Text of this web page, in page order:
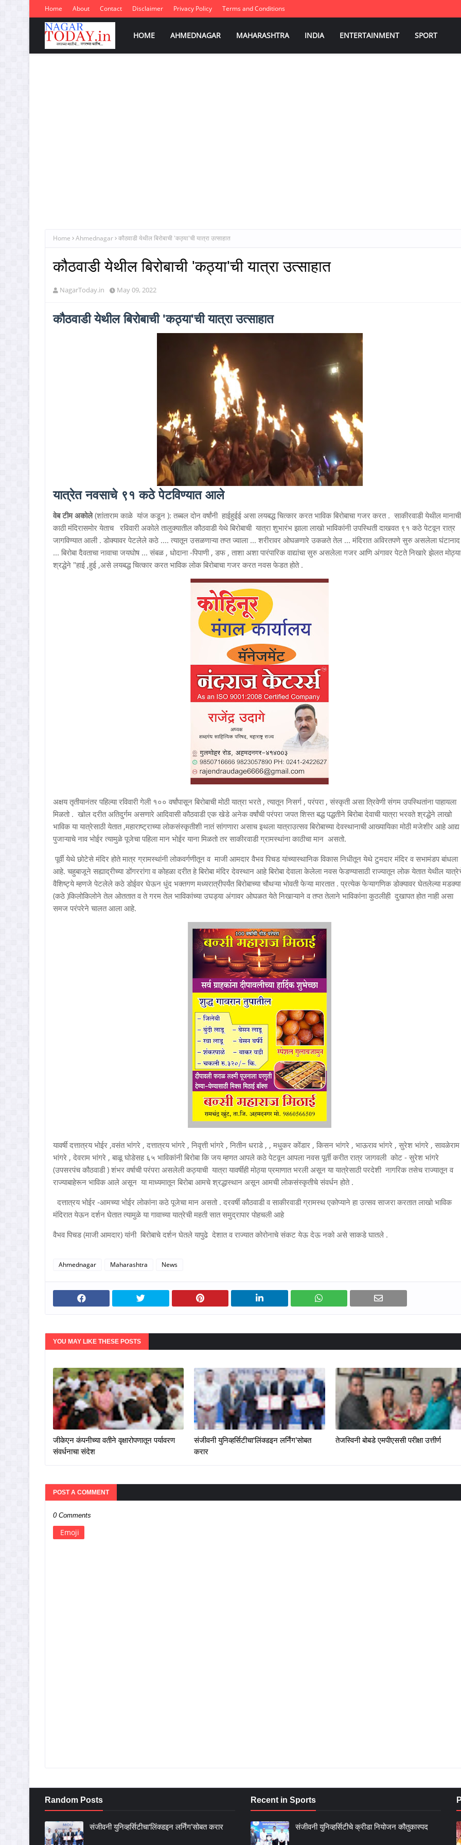
Home About Contact Disclaimer Privacy Policy Terms and Conditions
HOME AHMEDNAGAR MAHARASHTRA INDIA ENTERTAINMENT SPORT
Home Ahmednagar कौठवाडी येथील बिरोबाची 'कठ्या'ची यात्रा उत्साहात
कौठवाडी येथील बिरोबाची 'कठ्या'ची यात्रा उत्साहात
NagarToday.in May 09, 2022
कौठवाडी येथील बिरोबाची 'कठ्या'ची यात्रा उत्साहात
यात्रेत नवसाचे ९१ कठे पेटविण्यात आले
वेब टीम अकोले(शांताराम काळे यांज कडून ): तब्बल दोन वर्षांनी हाईहुईई असा लयबद्ध चित्कार करत भाविक बिरोबाचा गजर करत . साकीरवाडी येथील मानाची
काठी मंदिरासमोर येताच रविवारी अकोले तालुक्यातील कौठवाडी येथे बिरोबाची यात्रा शुभारंभ झाला लाखो भाविकांनी उपस्थिती दाखवत ९१ कठे पेटवून रात्र
जागविण्यात आली . डोक्यावर पेटलेले कठे .... त्यातून उसळणाऱ्या तप्त ज्वाला ... शरीरावर ओघळणारे उकळते तेल ... मंदिरात अविरतपणे सुरु असलेला घंटानाद
... बिरोबा दैवताचा नावाचा जयघोष ... संबळ , धोदाना -पिपाणी , डफ , ताशा अशा पारंपारिक वाद्यांचा सुरु असलेला गजर आणि अंगावर पेटते निखारे झेलत मोठ्या
श्रद्धेने "हाई ,हुई ,असे लयबद्ध चित्कार करत भाविक लोक बिरोबाचा गजर करत नवस फेडत होते .
अक्षय तृतीयानंतर पहिल्या रविवारी गेली १०० वर्षांपासून बिरोबाची मोठी यात्रा भरते , त्यातून निसर्ग , परंपरा , संस्कृती असा त्रिवेणी संगम उपस्थितांना पाहायला
मिळतो . खोल दरीत अतिदुर्गम असणारे आदिवासी कौठवाडी एक खेडे अनेक वर्षांची परंपरा जपत शिस्त बद्ध पद्धतीने बिरोबा देवाची यात्रा भरवते श्रद्धेने लाखो
भाविक या यात्रेसाठी येतात ,महाराष्ट्राच्या लोकसंस्कृतीशी नातं सांगणारा असाच इथला यात्राउत्सव बिरोबाच्या देवस्थानाची आख्यायिका मोठी मजेशीर आहे आद्य
पुजाऱ्याचे नाव भोईर त्यामुळे पूजेचा पहिला मान भोईर याना मिळतो तर साकीरवाडी ग्रामस्थांना काठीचा मान असतो.
पूर्वी येथे छोटेसे मंदिर होते मात्र ग्रामस्थांनी लोकवर्गणीतून व माजी आमदार वैभव पिचड यांच्यास्थानिक विकास निधीतून येथे टुमदार मंदिर व सभामंडप बांधला
आहे. चहुबाजूने सह्याद्रीच्या डोंगररांगा व कोहळा दरीत हे बिरोबा मंदिर देवस्थान आहे बिरोबा देवाला केलेला नवस फेडण्यासाठी राज्यातून लोक येतात येथील
वैशिष्ट्ये म्हणजे पेटलेले कठे डोईवर घेऊन धुंद भक्तगण मध्यरात्रीपर्यंत बिरोबाच्या चौथऱ्या भोवती फेऱ्या मारतात . प्रत्येक फेऱ्यागणिक डोक्यावर घेतलेल्या
(कठे )किलोकिलोने तेल ओततात व ते गरम तेल भाविकांच्या उघड्या अंगावर ओघळत येते निखाऱ्याने व तप्त तेलाने भाविकांना कुठलीही दुखापत होत नाही असा
समज परंपरेने चालत आला आहे.
यावर्षी दत्तात्रय भोईर ,वसंत भांगरे , दत्तात्रय भांगरे , निवृत्ती भांगरे , नितीन धराडे , , मधुकर कोंडार , किसन भांगरे , भाऊराव भांगरे , सुरेश भांगरे , सावळेराम
भांगरे , देवराम भांगरे , बाळू घोडेसह ६५ भाविकांनी बिरोबा कि जय म्हणत आपले कठे पेटवून आपला नवस पूर्ती करीत रात्र जागवली कोट - सुरेश भांगरे
(उपसरपंच कौठवाडी ) शंभर वर्षाची परंपरा असलेली कठ्याची यात्रा यावर्षीही मोठ्या प्रमाणात भरली असून या यात्रेसाठी परदेशी नागरिक तसेच राज्यातून व
राज्याबाहेरून भाविक आले असून या माध्यमातून बिरोबा आमचे श्रद्धास्थान असून आमची लोकसंस्कृतीचे संवर्धन होते .
दत्तात्रय भोईर -आमच्या भोईर लोकांना कठे पूजेचा मान असतो . दरवर्षी कौठवाडी व साकीरवाडी ग्रामस्थ एकोप्याने हा उत्सव साजरा करतात लाखो भाविक
मंदिरात येऊन दर्शन घेतात त्यामुळे या गावाच्या यात्रेची महती सात समुद्रापार पोहचली आहे
वैभव पिचड (माजी आमदार) यांनी बिरोबाचे दर्शन घेतले यापुढे देशात व राज्यात कोरोनाचे संकट येऊ देऊ नको असे साकडे घातले .
Ahmednagar Maharashtra News
YOU MAY LIKE THESE POSTS
जीकेएन कंपनीच्या वतीने वृक्षारोपणातून पर्यावरण
संवर्धनाचा संदेश
संजीवनी युनिव्हर्सिटीचा‘लिंक्डइन लर्निंग’सोबत
करार
तेजस्विनी बोबडे एमपीएससी परीक्षा उत्तीर्ण
POST A COMMENT
0 Comments
Emoji
Random Posts
संजीवनी युनिव्हर्सिटीचा‘लिंक्डइन लर्निंग’सोबत करार
Recent in Sports
संजीवनी युनिव्हर्सिटीचे क्रीडा नियोजन कौतुकास्पद